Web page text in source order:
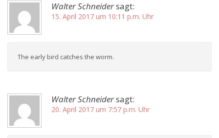
Walter Schneidersagt:
15. April 2017 um 10:11 p.m. Uhr
The early bird catches the worm.
Walter Schneidersagt:
20. April 2017 um 7:57 p.m. Uhr